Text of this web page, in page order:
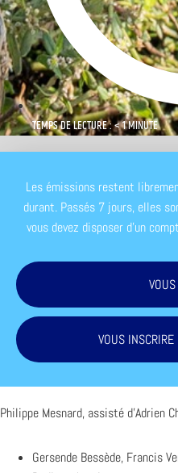
TEMPS DE LECTURE : < 1 MINUTE
Les émissions restent
durant. Passés 7 jours, elles
vous devez disposer d'un
VOUS
Philippe Mesnard, assisté d’Adrien
Gersende Bessède, Francis